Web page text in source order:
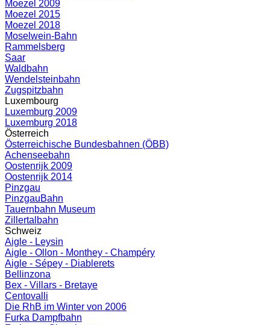
Moezel 2009
Moezel 2015
Moezel 2018
Moselwein-Bahn
Rammelsberg
Saar
Waldbahn
Wendelsteinbahn
Zugspitzbahn
Luxembourg
Luxemburg 2009
Luxemburg 2018
Österreich
Österreichische Bundesbahnen (ÖBB)
Achenseebahn
Oostenrijk 2009
Oostenrijk 2014
Pinzgau
PinzgauBahn
Tauernbahn Museum
Zillertalbahn
Schweiz
Aigle - Leysin
Aigle - Ollon - Monthey - Champéry
Aigle - Sépey - Diablerets
Bellinzona
Bex - Villars - Bretaye
Centovalli
Die RhB im Winter von 2006
Furka Dampfbahn